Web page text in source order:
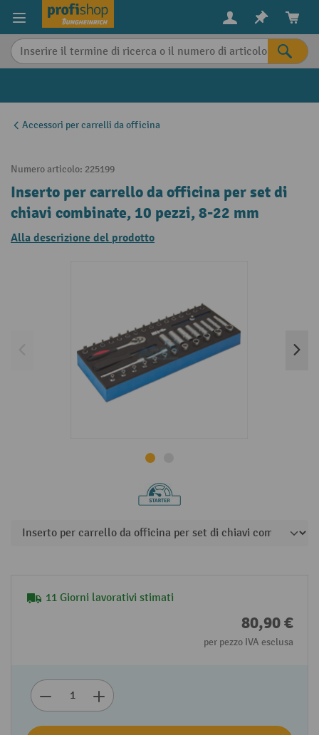
content
Accessori per carrelli da officina
Numero articolo: 225199
Inserto per carrello da officina per set di
chiavi combinate, 10 pezzi, 8-22 mm
Alla descrizione del prodotto
11 Giorni lavorativi stimati
80,90 €
per pezzo IVA esclusa